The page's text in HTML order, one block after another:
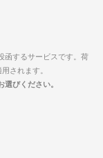
函するサービスです。荷
されます。
びください。